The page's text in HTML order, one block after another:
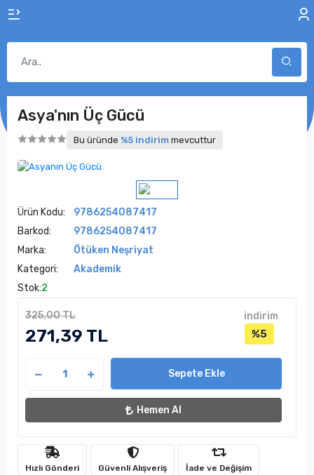
Asya'nın Üç Gücü
Bu üründe %5 indirim mevcuttur
Ürün Kodu:
9786254087417
Barkod:
9786254087417
Marka:
Ötüken Neşriyat
Kategori:
Akademik
Stok:2
325,00 TL
271,39 TL
indirim
%5
Sepete Ekle
Hemen Al
Hızlı Gönderi Güvenli Alışveriş İade ve Değişim